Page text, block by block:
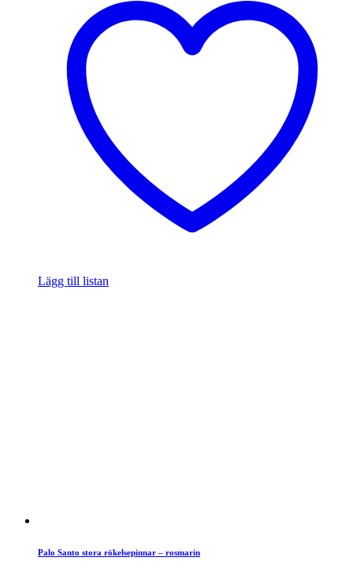
Lägg till listan
Palo Santo stora rökelsepinnar – rosmarin